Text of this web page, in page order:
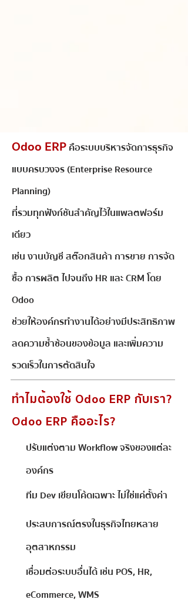
Odoo ERPคือระบบบริหารจัดการธุรกิจ
แบบครบวงจร (Enterprise Resource
Planning)
ที่รวมทุกฟังก์ชันสำคัญไว้ในแพลตฟอร์ม
เดียว
เช่น งานบัญชี สต๊อกสินค้า การขาย การจัด
ซื้อ การผลิต ไปจนถึง HR และ CRM โดย
Odoo
ช่วยให้องค์กรทำงานได้อย่างมีประสิทธิภาพ
ลดความซ้ำซ้อนของข้อมูล และเพิ่มความ
รวดเร็วในการตัดสินใจ
ทำไมต้องใช้ Odoo ERP กับเรา?
Odoo ERP คืออะไร?
ปรับแต่งตาม Workflow จริงของแต่ละ
องค์กร
ทีม Dev เขียนโค้ดเฉพาะ ไม่ใช่แค่ตั้งค่า
ประสบการณ์ตรงในธุรกิจไทยหลาย
อุตสาหกรรม
เชื่อมต่อระบบอื่นได้ เช่น POS, HR,
eCommerce, WMS